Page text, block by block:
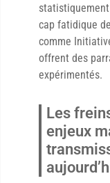
cap fatidique
comme
offrent des
expérimentés.
Les
enjeux